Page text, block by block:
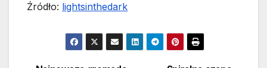
Źródło: lightsinthedark